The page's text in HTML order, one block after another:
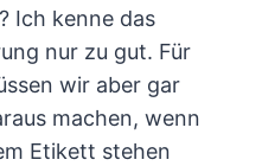
Ich kenne das
nur zu gut. Für
wir aber gar
machen, wenn
Etikett stehen